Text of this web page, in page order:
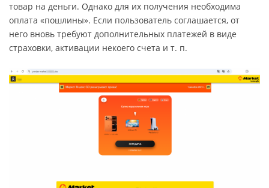
товар на деньги. Однако для их получения необходима
оплата «пошлины». Если пользователь соглашается, от
него вновь требуют дополнительных платежей в виде
страховки, активации некоего счета и т. п.